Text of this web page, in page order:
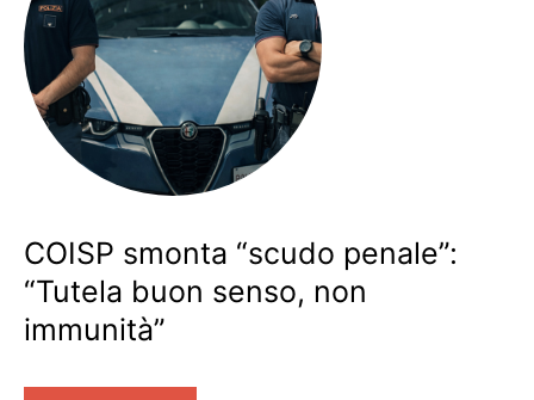
COISP smonta “scudo penale”:
“Tutela buon senso, non
immunità”